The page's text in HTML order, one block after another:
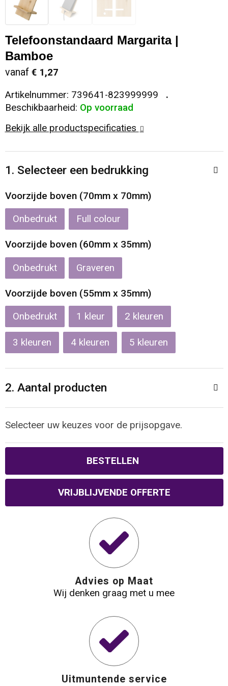
Sleutelhangers en Lanyards
Snoepgoed
Spellen voor binnen en buiten
Sport
Themapakketten
Veiligheid, Auto en Fiets
Waterflesjes
Koeltassen en Koelboxen
Koffers en Trolleys
Laptop hoezen en tassen
Matrozentassen
Opbergtassen
Opvouwbare tassen
Promotietassen
Rugzakken
Schoenentassen
Schoudertassen
Sporttassen
Strandtassen
Tablettassen
Toilettassen
Trolleys
Waterbestendige tassen
Reistassensets
Sweaters
T-Shirts
Vesten
Reflecterende vesten
Regenkleding
Restauranttextiel
Schoenen
Schorten en Sloven
Sweaters
Veiligheidssignalering en Verlichting
Vesten
Oog- en gelaatsbescherming
Hoofdbescherming
Gehoorbescherming
Ademhalingsbescherming
Telefoonstandaard Margarita |
Bamboe
vanaf € 1,27
Artikelnummer: 739641-823999999
Beschikbaarheid: Op voorraad
Bekijk alle productspecificaties
1. Selecteer een bedrukking
Voorzijde boven (70mm x 70mm)
Onbedrukt Full colour
Voorzijde boven (60mm x 35mm)
Onbedrukt Graveren
Voorzijde boven (55mm x 35mm)
Onbedrukt 1 2
3 4 5
2. Aantal producten
Selecteer uw keuzes voor de prijsopgave.
BESTELLEN
VRIJBLIJVENDE OFFERTE
Advies op Maat
Wij denken graag met u mee
Uitmuntende service